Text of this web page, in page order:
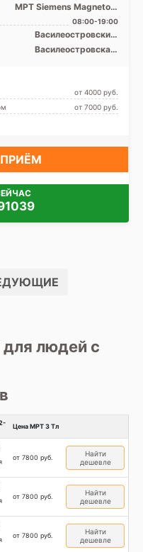
МРТ Siemens Magnetom
1.5T закрытый тип, КТ
Aquilion 64 фирмы To ...
08:00-19:00
Василеостровский,
Приморский
Василеостровская,
речка, Чкаловская, Беговая,
Зенит (ранее
Новокрестовская)
от 4000 pуб.
от 7000 pуб.
людей с
Цена МРТ 3 Тл
от 7800 руб.
Найти
дешевле
от 7800 руб.
Найти
дешевле
от 7800 руб.
Найти
дешевле